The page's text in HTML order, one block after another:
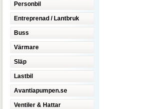
Personbil
Entreprenad / Lantbruk
Buss
Värmare
Släp
Lastbil
Avantiapumpen.se
Ventiler & Hattar